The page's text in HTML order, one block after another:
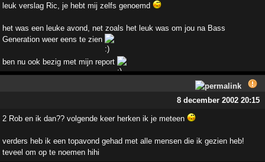
leuk verslag Ric, je hebt mij zelfs genoemd
het was een leuke avond, net zoals het leuk was om jou na Bass
Generation weer eens te zien
ben nu ook bezig met mijn report
8 december 2002 20:15
2 Rob en ik dan?? volgende keer herken ik je meteen
verders heb ik een topavond gehad met alle mensen die ik gezien heb!
teveel om op te noemen hihi